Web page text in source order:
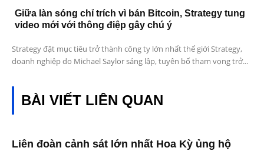
Giữa làn sóng chỉ trích vì bán Bitcoin, Strategy tung
video mới với thông điệp gây chú ý
Strategy đặt mục tiêu trở thành công ty lớn nhất thế giới Strategy,
doanh nghiệp do Michael Saylor sáng lập, tuyên bố tham vọng trở...
BÀI VIẾT LIÊN QUAN
Liên đoàn cảnh sát lớn nhất Hoa Kỳ ủng hộ